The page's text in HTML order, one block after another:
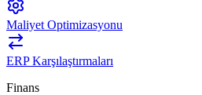
Maliyet Optimizasyonu
ERP Karşılaştırmaları
Finans